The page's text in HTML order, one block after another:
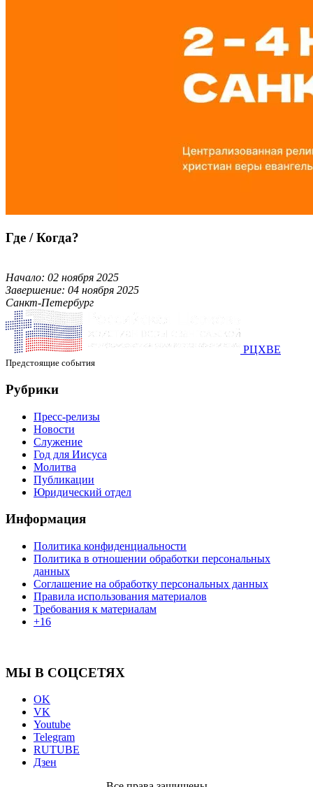
Где / Когда?
Начало: 02 ноября 2025
Завершение: 04 ноября 2025
Санкт-Петербург
РЦХВЕ
Предстоящие события
Рубрики
Пресс-релизы
Новости
Служение
Год для Иисуса
Молитва
Публикации
Юридический отдел
Информация
Политика конфиденциальности
Политика в отношении обработки персональных
данных
Соглашение на обработку персональных данных
Правила использования материалов
Требования к материалам
+16
МЫ В СОЦСЕТЯХ
OK
VK
Youtube
Telegram
RUTUBE
Дзен